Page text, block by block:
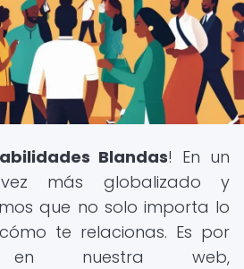
Blandas! En un
más globalizado y
que no solo importa lo
te relacionas. Es por
nuestra web,